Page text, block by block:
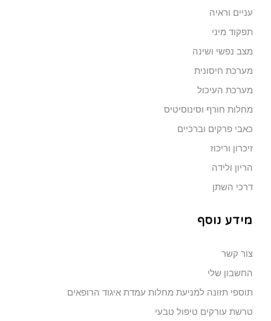
עניים וראיה
תפקוד מיני
מצב נפשי ושינה
מערכת חיסונית
מערכת העיכול
מחלות חורף וסינוסיטיס
כאבי פרקים וברכיים
זיכרון וריכוז
הריון ולידה
דרכי השתן
מידע נוסף
צור קשר
החשבון שלי
תוספי תזונה למניעת מחלות עמדת איגוד הרופאים
טרשת עורקים טיפול טבעי